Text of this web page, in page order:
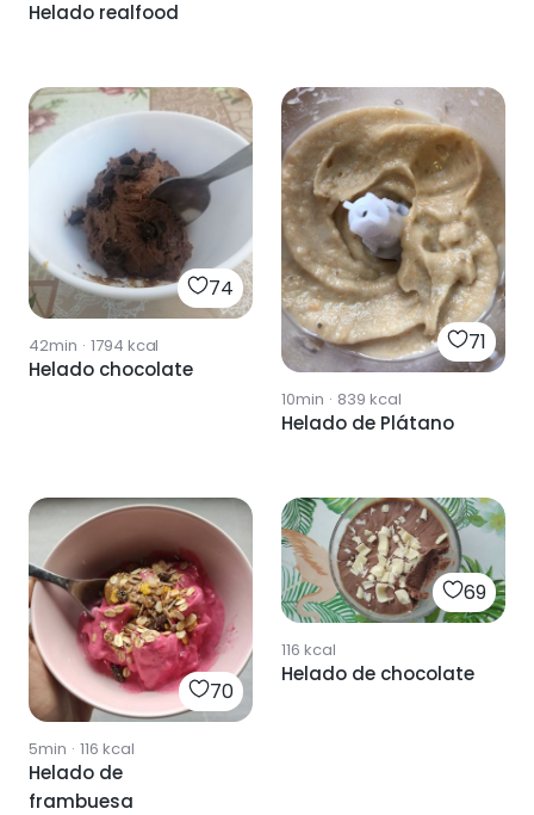
Helado realfood
74
42min · 1794 kcal
Helado chocolate
71
10min · 839 kcal
Helado de Plátano
70
5min · 116 kcal
Helado de
frambuesa
69
116 kcal
Helado de chocolate